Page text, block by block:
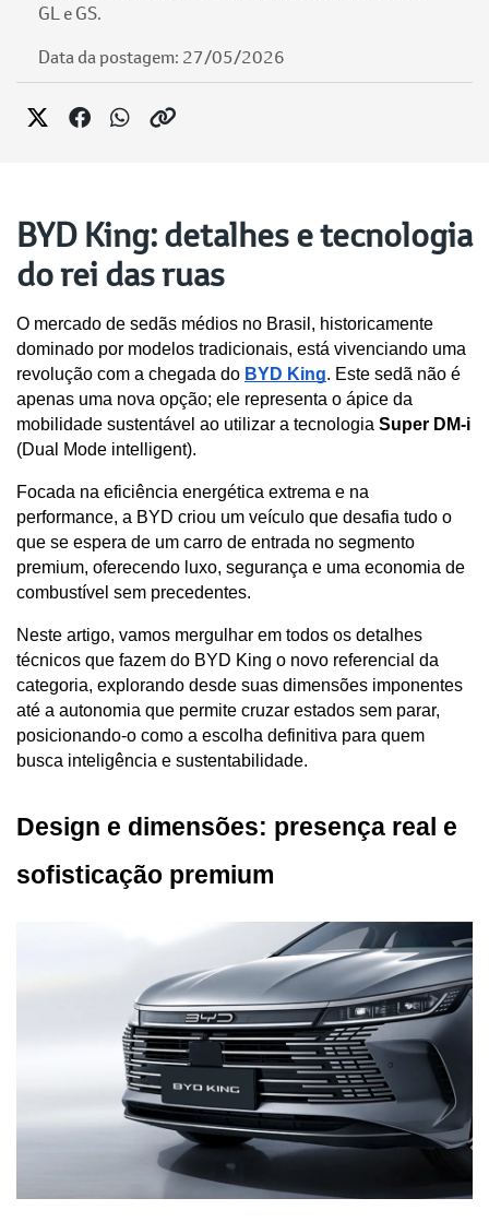
GL e GS.
Data da postagem: 27/05/2026
BYD King: detalhes e tecnologia
do rei das ruas
O mercado de sedãs médios no Brasil, historicamente
dominado por modelos tradicionais, está vivenciando uma
revolução com a chegada do BYD King. Este sedã não é
apenas uma nova opção; ele representa o ápice da
mobilidade sustentável ao utilizar a tecnologia Super DM-i
(Dual Mode intelligent).
Focada na eficiência energética extrema e na
performance, a BYD criou um veículo que desafia tudo o
que se espera de um carro de entrada no segmento
premium, oferecendo luxo, segurança e uma economia de
combustível sem precedentes.
Neste artigo, vamos mergulhar em todos os detalhes
técnicos que fazem do BYD King o novo referencial da
categoria, explorando desde suas dimensões imponentes
até a autonomia que permite cruzar estados sem parar,
posicionando-o como a escolha definitiva para quem
busca inteligência e sustentabilidade.
Design e dimensões: presença real e
sofisticação premium